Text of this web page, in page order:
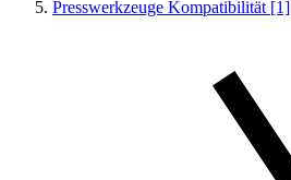
Presswerkzeuge Kompatibilität [1]